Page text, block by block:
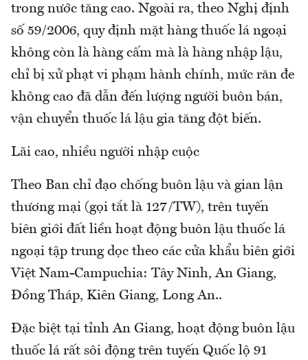
trong nước tăng cao. Ngoài ra, theo Nghị định
số 59/2006, quy định mặt hàng thuốc lá ngoại
không còn là hàng cấm mà là hàng nhập lậu,
chỉ bị xử phạt vi phạm hành chính, mức răn đe
không cao đã dẫn đến lượng người buôn bán,
vận chuyển thuốc lá lậu gia tăng đột biến.
Lãi cao, nhiều người nhập cuộc
Theo Ban chỉ đạo chống buôn lậu và gian lận
thương mại (gọi tắt là 127/TW), trên tuyến
biên giới đất liền hoạt động buôn lậu thuốc lá
ngoại tập trung dọc theo các cửa khẩu biên giới
Việt Nam-Campuchia: Tây Ninh, An Giang,
Đồng Tháp, Kiên Giang, Long An..
Đặc biệt tại tỉnh An Giang, hoạt động buôn lậu
thuốc lá rất sôi động trên tuyến Quốc lộ 91